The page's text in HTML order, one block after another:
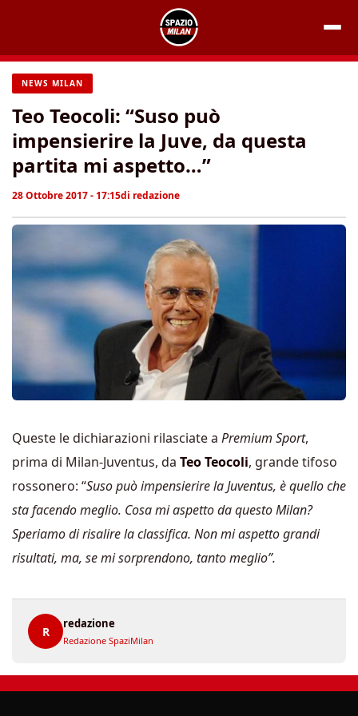
contenuto
NEWS MILAN
Teo Teocoli: “Suso può
impensierire la Juve, da questa
partita mi aspetto…”
28 Ottobre 2017 - 17:15di redazione
Queste le dichiarazioni rilasciate a Premium Sport,
prima di Milan-Juventus, da Teo Teocoli, grande tifoso
rossonero: “Suso può impensierire la Juventus, è quello che
sta facendo meglio. Cosa mi aspetto da questo Milan?
Speriamo di risalire la classifica. Non mi aspetto grandi
risultati, ma, se mi sorprendono, tanto meglio”.
R
redazione
Redazione SpaziMilan